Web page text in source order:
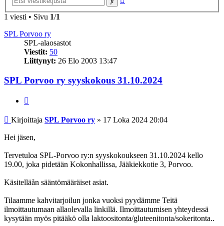
1 viesti • Sivu 1/1
SPL Porvoo ry
SPL-alaosastot
Viestit: 50
Liittynyt: 26 Elo 2003 13:47
SPL Porvoo ry syyskokous 31.10.2024
Viesti
Kirjoittaja SPL Porvoo ry » 17 Loka 2024 20:04
Hei jäsen,
Tervetuloa SPL-Porvoo ry:n syyskokoukseen 31.10.2024 kello
19.00, joka pidetään Kokonhallissa, Jääkiekkotie 3, Porvoo.
Käsitelläån sääntömääräiset asiat.
Tilaamme kahvitarjoilun jonka vuoksi pyydämme Teitä
ilmoittautumaan allaolevalla linkillä. Ilmoittautumisen yhteydessä
kysytään myös pitääkö olla laktoositonta/gluteenitonta/sokeritonta..